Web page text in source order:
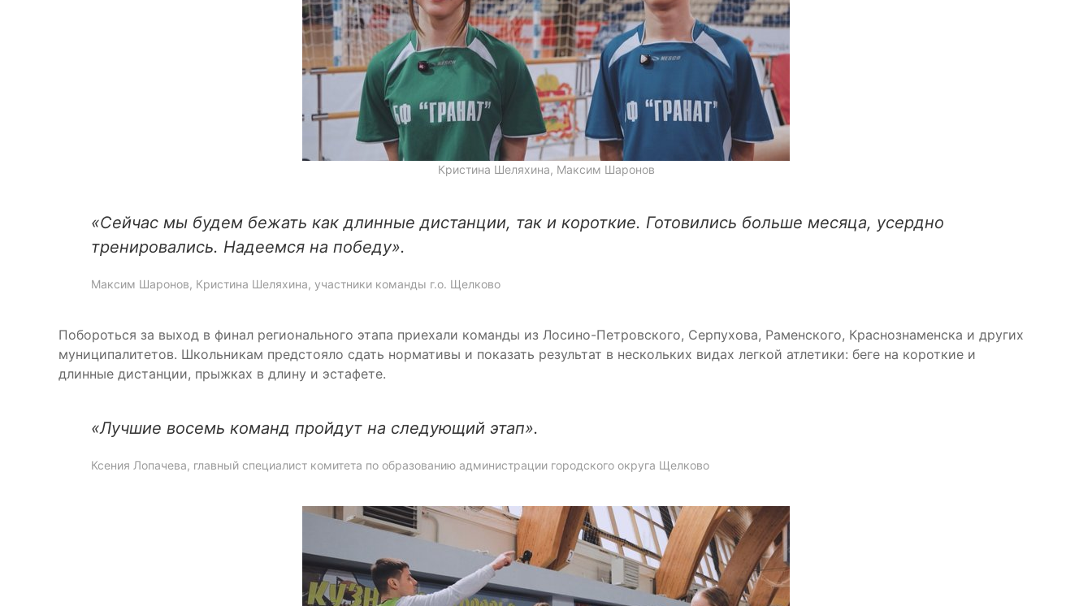
Кристина Шеляхина, Максим Шаронов
«Сейчас мы будем бежать как длинные дистанции, так и короткие. Готовились больше месяца, усердно
тренировались. Надеемся на победу».
Максим Шаронов, Кристина Шеляхина, участники команды г.о. Щелково
Побороться за выход в финал регионального этапа приехали команды из Лосино-Петровского, Серпухова, Раменского, Краснознаменска и других
муниципалитетов. Школьникам предстояло сдать нормативы и показать результат в нескольких видах легкой атлетики: беге на короткие и
длинные дистанции, прыжках в длину и эстафете.
«Лучшие восемь команд пройдут на следующий этап».
Ксения Лопачева, главный специалист комитета по образованию администрации городского округа Щелково